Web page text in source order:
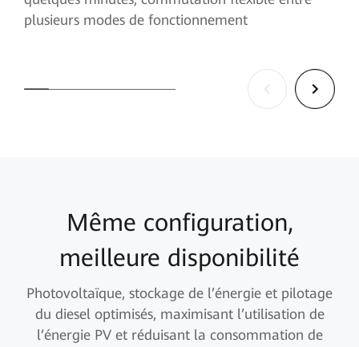
plusieurs modes de fonctionnement
Même configuration,
meilleure disponibilité
Photovoltaïque, stockage de l’énergie et pilotage
du diesel optimisés, maximisant l’utilisation de
l’énergie PV et réduisant la consommation de